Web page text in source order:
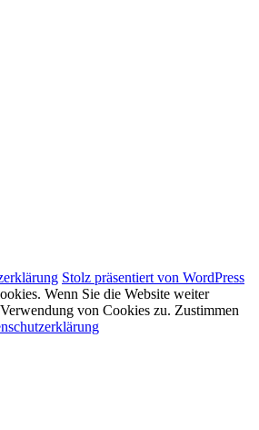
Stolz präsentiert von WordPress
Wenn Sie die Website weiter
von Cookies zu. Zustimmen